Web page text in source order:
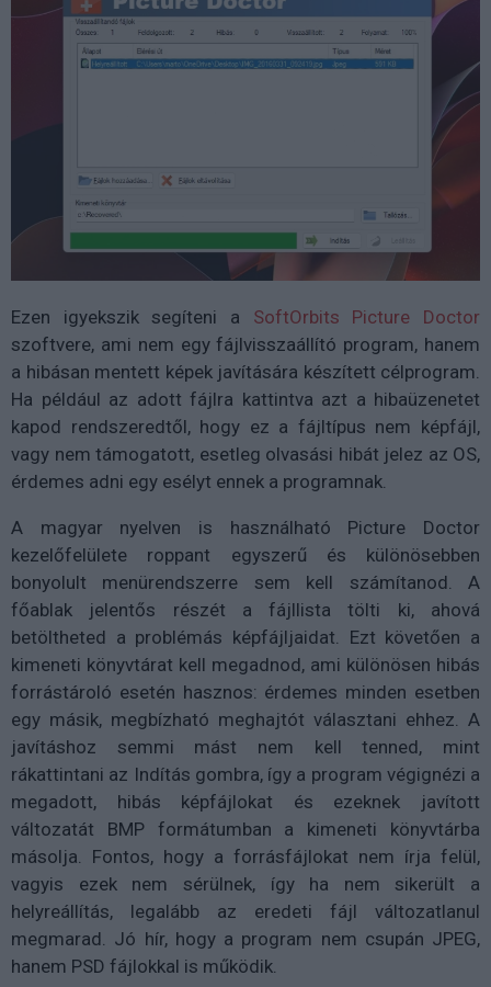
Ezen igyekszik segíteni a SoftOrbits Picture Doctor
szoftvere, ami nem egy fájlvisszaállító program, hanem
a hibásan mentett képek javítására készített célprogram.
Ha például az adott fájlra kattintva azt a hibaüzenetet
kapod rendszeredtől, hogy ez a fájltípus nem képfájl,
vagy nem támogatott, esetleg olvasási hibát jelez az OS,
érdemes adni egy esélyt ennek a programnak.
A magyar nyelven is használható Picture Doctor
kezelőfelülete roppant egyszerű és különösebben
bonyolult menürendszerre sem kell számítanod. A
főablak jelentős részét a fájllista tölti ki, ahová
betöltheted a problémás képfájljaidat. Ezt követően a
kimeneti könyvtárat kell megadnod, ami különösen hibás
forrástároló esetén hasznos: érdemes minden esetben
egy másik, megbízható meghajtót választani ehhez. A
javításhoz semmi mást nem kell tenned, mint
rákattintani az Indítás gombra, így a program végignézi a
megadott, hibás képfájlokat és ezeknek javított
változatát BMP formátumban a kimeneti könyvtárba
másolja. Fontos, hogy a forrásfájlokat nem írja felül,
vagyis ezek nem sérülnek, így ha nem sikerült a
helyreállítás, legalább az eredeti fájl változatlanul
megmarad. Jó hír, hogy a program nem csupán JPEG,
hanem PSD fájlokkal is működik.